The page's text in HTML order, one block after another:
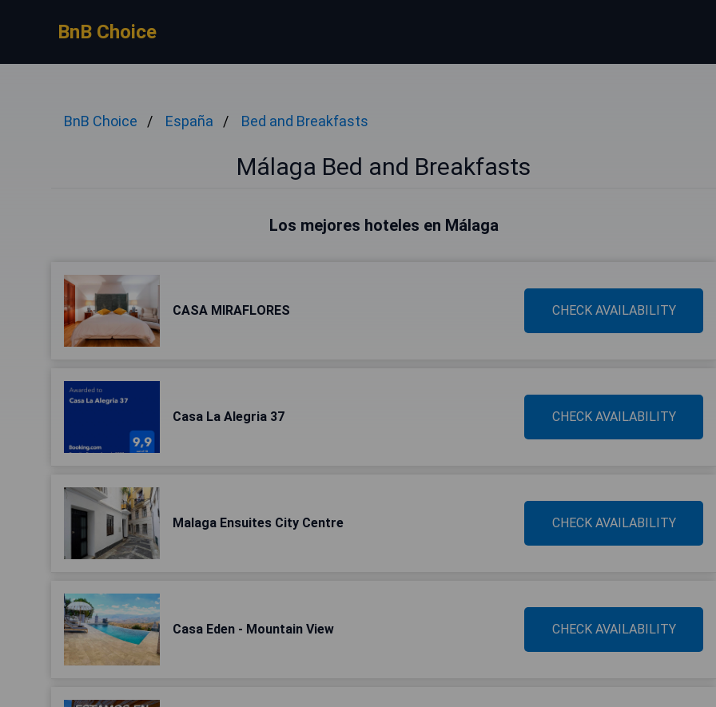
BnB Choice
BnB Choice España Bed and Breakfasts
Málaga Bed and Breakfasts
Los mejores hoteles en Málaga
CASA MIRAFLORES CHECK AVAILABILITY
Casa La Alegria 37 CHECK AVAILABILITY
Malaga Ensuites City Centre CHECK AVAILABILITY
Casa Eden - Mountain View CHECK AVAILABILITY